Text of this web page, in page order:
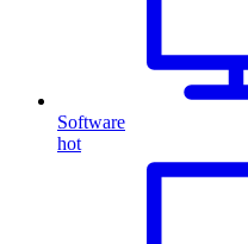
Software
hot